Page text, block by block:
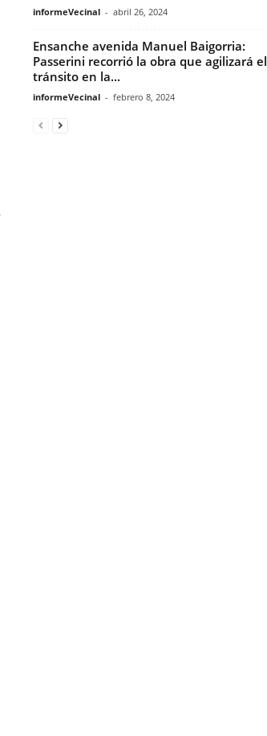
informeVecinal - abril 26, 2024
Ensanche avenida Manuel Baigorria:
Passerini recorrió la obra que agilizará el
tránsito en la...
informeVecinal - febrero 8, 2024